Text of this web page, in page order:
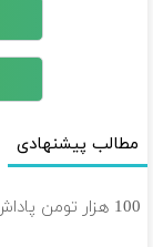
مطالب پیشنهادی
100 هزار تومن پاداش بگیر | ثبت نام کن